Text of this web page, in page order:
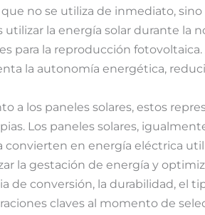
no se utiliza de inmediato,
utilizar la energía solar durante la
para la reproducción
la autonomía energética,
a los paneles solares, estos
Los paneles solares,
convierten en energía eléctrica
la gestación de energía y
de conversión, la durabilidad, el
claves al momento de